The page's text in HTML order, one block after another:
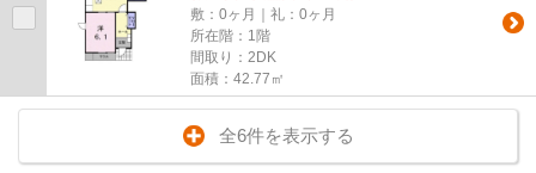
敷：0ヶ月｜礼：0ヶ月
所在階：1階
間取り：2DK
面積：42.77㎡
全6件を表示する